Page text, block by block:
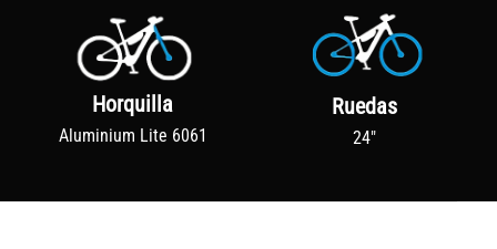
Horquilla
Aluminium Lite 6061
Ruedas
24"